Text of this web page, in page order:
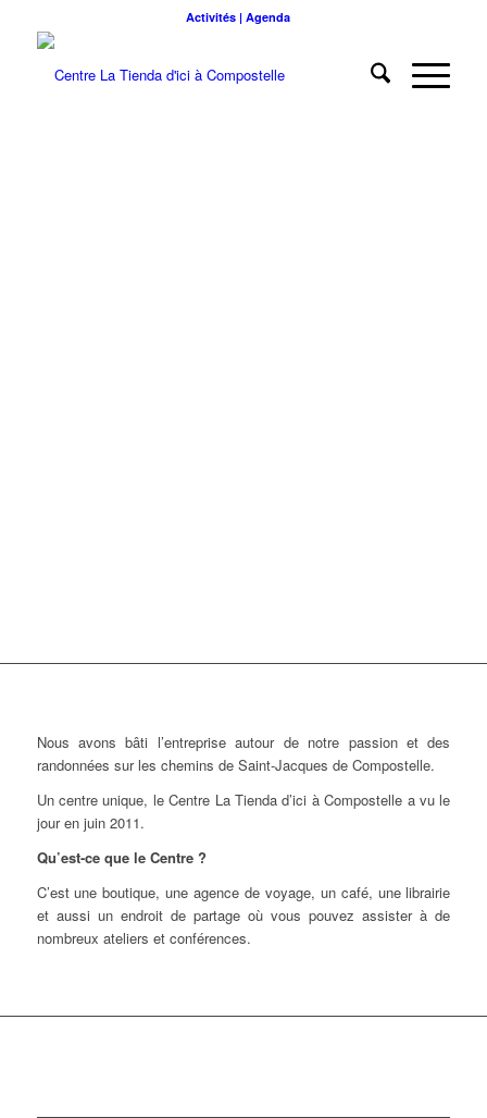
Activités | Agenda
Nous avons bâti l’entreprise autour de notre passion et des
randonnées sur les chemins de Saint-Jacques de Compostelle.
Un centre unique, le Centre La Tienda d’ici à Compostelle a vu le
jour en juin 2011.
Qu’est-ce que le Centre ?
C’est une boutique, une agence de voyage, un café, une librairie
et aussi un endroit de partage où vous pouvez assister à de
nombreux ateliers et conférences.